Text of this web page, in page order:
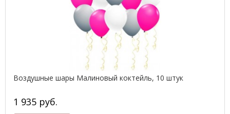
Воздушные шары Малиновый коктейль, 10 штук
1 935 руб.